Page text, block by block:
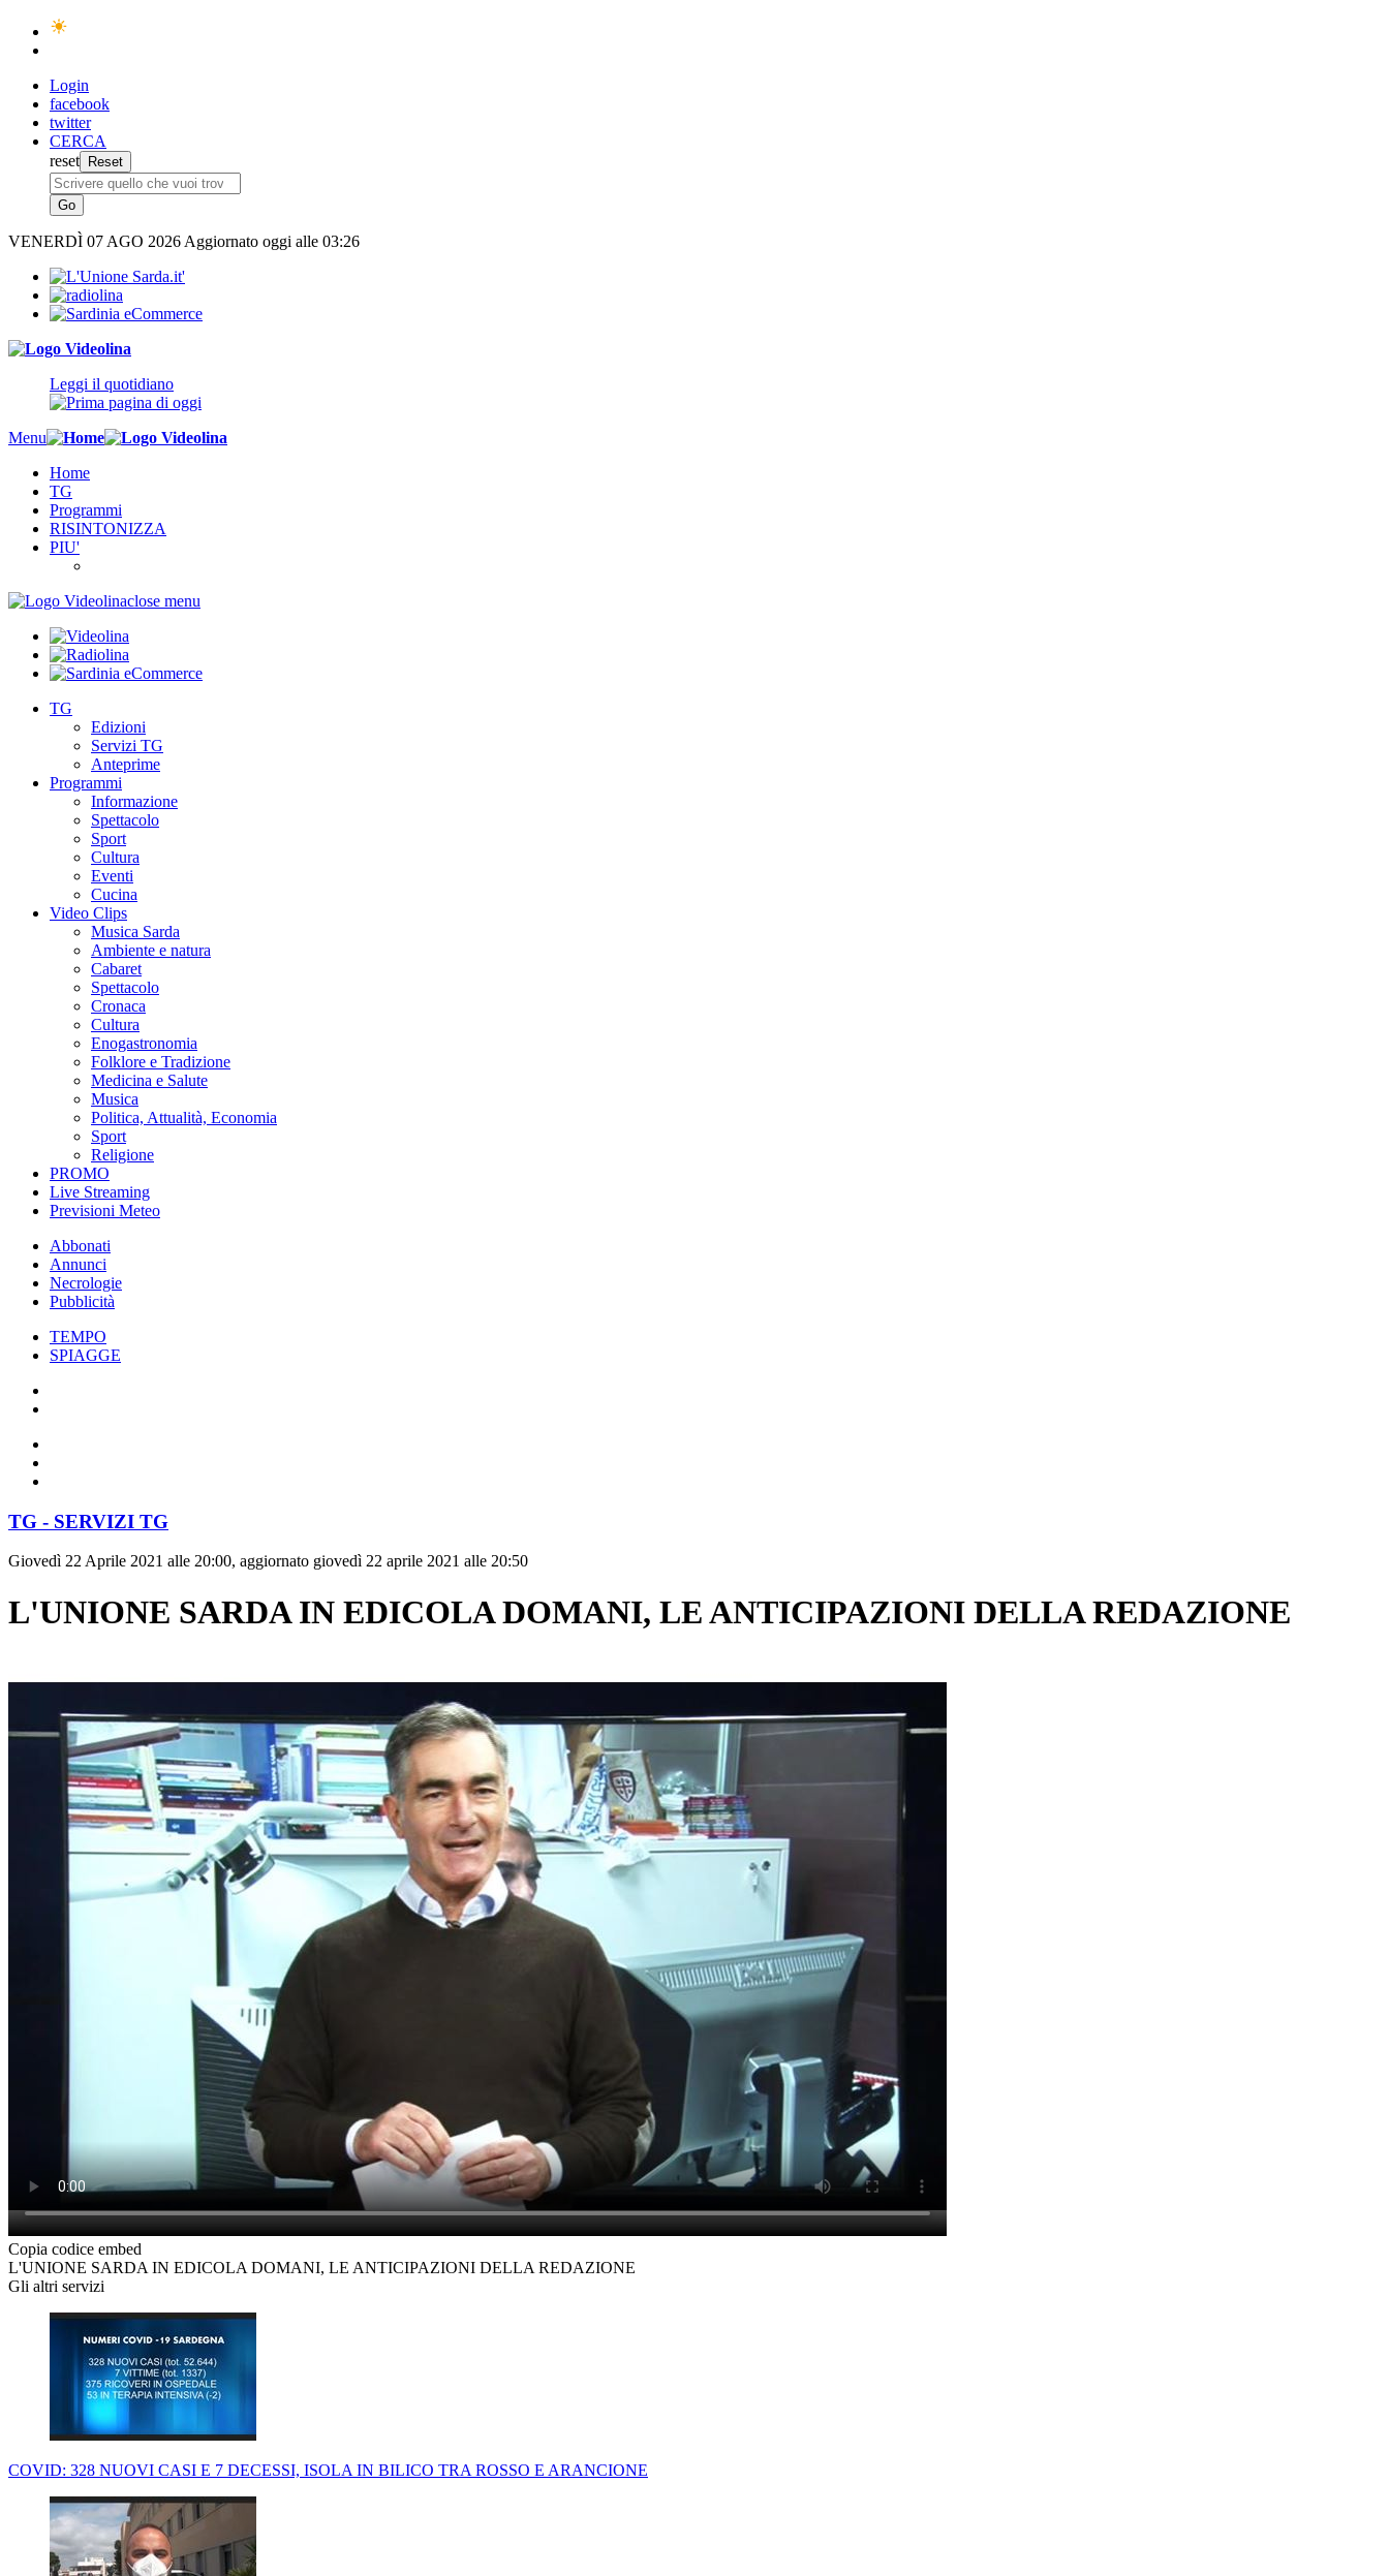
Login
facebook
twitter
CERCA
reset
VENERDÌ 07 AGO 2026 Aggiornato oggi alle 03:26
Leggi il quotidiano
Menu
Home
TG
Programmi
RISINTONIZZA
PIU'
close menu
TG
Edizioni
Servizi TG
Anteprime
Programmi
Informazione
Spettacolo
Sport
Cultura
Eventi
Cucina
Video Clips
Musica Sarda
Ambiente e natura
Cabaret
Spettacolo
Cronaca
Cultura
Enogastronomia
Folklore e Tradizione
Medicina e Salute
Musica
Politica, Attualità, Economia
Sport
Religione
PROMO
Live Streaming
Previsioni Meteo
Abbonati
Annunci
Necrologie
Pubblicità
TEMPO
SPIAGGE
TG - SERVIZI TG
Giovedì 22 Aprile 2021 alle 20:00, aggiornato giovedì 22 aprile 2021 alle 20:50
L'UNIONE SARDA IN EDICOLA DOMANI, LE ANTICIPAZIONI DELLA REDAZIONE
Copia codice embed
L'UNIONE SARDA IN EDICOLA DOMANI, LE ANTICIPAZIONI DELLA REDAZIONE
Gli altri servizi
COVID: 328 NUOVI CASI E 7 DECESSI, ISOLA IN BILICO TRA ROSSO E ARANCIONE